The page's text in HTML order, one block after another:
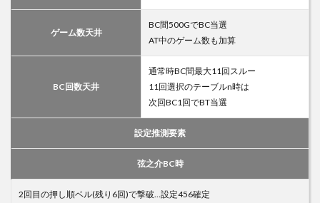
ゲーム数天井
BC間500GでBC当選
AT中のゲーム数も加算
BC回数天井
通常時BC間最大11回スルー
11回選択のテーブルn時は
次回BC1回でBT当選
設定推測要素
弦之介BC時
2回目の押し順ベル(残り6回)で撃破…設定456確定